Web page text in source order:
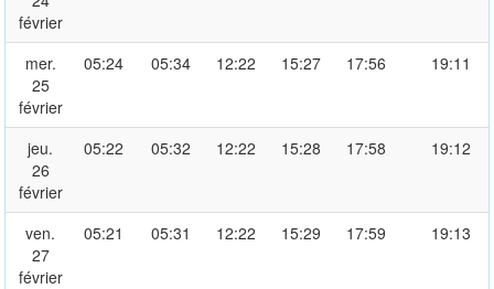
février
mer.
25
février
05:24 05:34 12:22 15:27 17:56 19:11
jeu.
26
février
05:22 05:32 12:22 15:28 17:58 19:12
ven.
27
février
05:21 05:31 12:22 15:29 17:59 19:13